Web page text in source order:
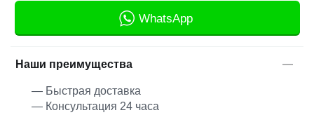
WhatsApp
Наши преимущества
— Быстрая доставка
— Консультация 24 часа